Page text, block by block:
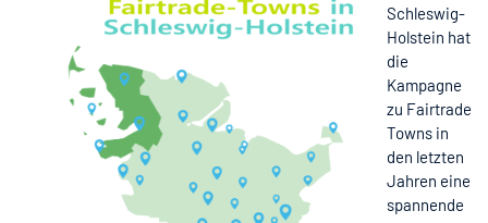
Schleswig-
Holstein hat
die
Kampagne
zu Fairtrade
Towns in
den letzten
Jahren eine
spannende